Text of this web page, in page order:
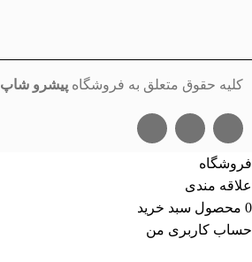
کلیه حقوق متعلق به فروشگاه پیشرو شاپ
فروشگاه
علاقه مندی
0 محصول سبد خرید
حساب کاربری من